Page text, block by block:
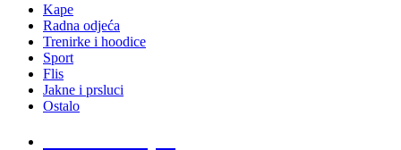
Kape
Radna odjeća
Trenirke i hoodice
Sport
Flis
Jakne i prsluci
Ostalo